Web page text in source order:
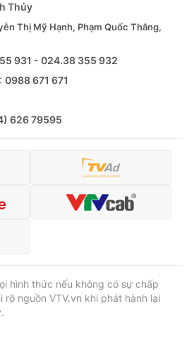
hình Việt Nam
VTV
in và báo điện tử số 483/GP-BTTTT
Thủy
Thị Mỹ Hạnh, Phạm Quốc Thắng,
Thủy
Thị Mỹ Hạnh, Phạm Quốc Thắng,
931 - 024.38 355 932
0988 671 671
626 79595
hình thức nếu không có sự chấp
rõ nguồn VTV.vn khi phát hành lại